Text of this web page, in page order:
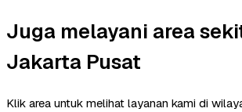
Juga melayani area
Jakarta Pusat
Klik area untuk melihat layanan kami di